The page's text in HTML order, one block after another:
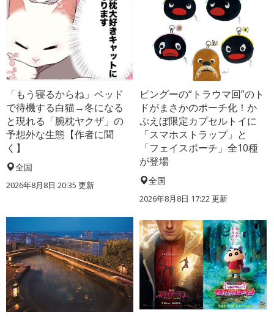
「もう寝るからね」ベッド
で待機する白猫→冬になる
と現れる「腕枕ヤクザ」の
予想外な生態【作者に聞
く】
全国
2026年8月8日 20:35 更新
ピングーの“トラウマ回”のト
ドがまさかのポーチ化！か
ぷえぼ限定カプセルトイに
「スマホストラップ」と
「フェイスポーチ」全10種
が登場
全国
2026年8月8日 17:22更新